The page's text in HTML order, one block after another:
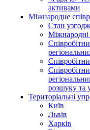
активами
Міжнародне
Стан
Міжнародні
розшуку та
Територіальні
Київ
Львів
Харків